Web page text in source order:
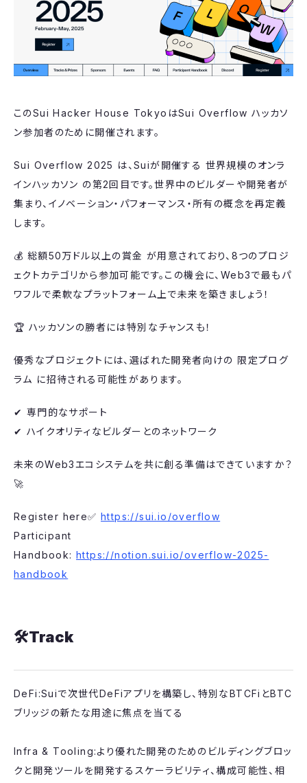
​このSui Hacker House TokyoはSui Overflow ハッカソ
ン参加者のために開催されます。
​Sui Overflow 2025 は、Suiが開催する 世界規模のオンラ
インハッカソン の第2回目です。世界中のビルダーや開発者が
集まり、イノベーション・パフォーマンス・所有の概念を再定義
します。
​💰 総額50万ドル以上の賞金 が用意されており、8つのプロジ
ェクトカテゴリから参加可能です。この機会に、Web3で最もパ
ワフルで柔軟なプラットフォーム上で未来を築きましょう！
​🏆 ハッカソンの勝者には特別なチャンスも！
​優秀なプロジェクトには、選ばれた開発者向けの 限定プログ
ラム に招待される可能性があります。
​✔ 専門的なサポート
✔ ハイクオリティなビルダーとのネットワーク
​未来のWeb3エコシステムを共に創る準備はできていますか？
🚀
​Register here✅https://sui.io/overflow
Participant
Handbook:https://notion.sui.io/overflow-2025-
handbook
🛠️Track
​DeFi:Suiで次世代DeFiアプリを構築し、特別なBTCFiとBTC
ブリッジの新たな用途に焦点を当てる
Infra & Tooling:より優れた開発のためのビルディングブロッ
クと開発ツールを開発するスケーラビリティ、構成可能性、相